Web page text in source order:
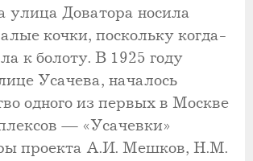
улица Доватора носила
кочки, поскольку когда-
к болоту. В 1925 году
Усачева, началось
одного из первых в Москве
— «Усачевки»
проекта А.И. Мешков, Н.М.